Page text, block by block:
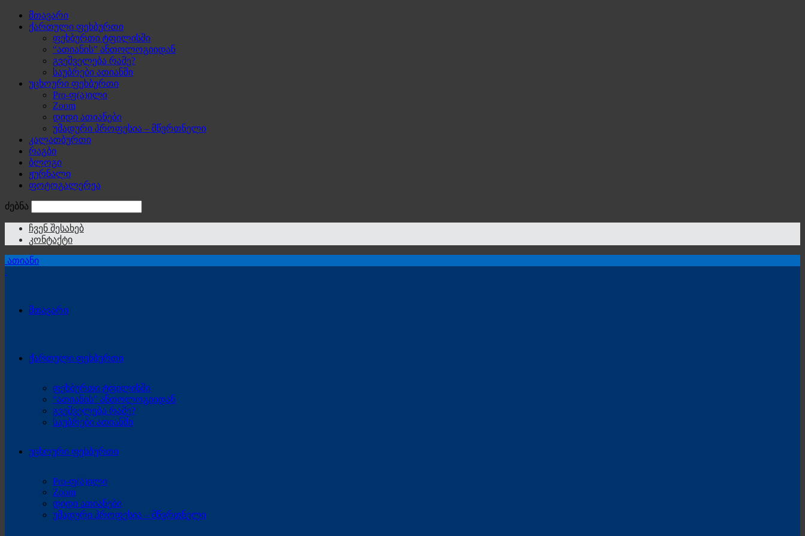
მთავარი
ქართული ფეხბურთი
ფეხბურთი ტფილისში
“ათიანის” ანთოლოგიიდან
გვეშველება რამე?
საუბრები ათიანში
უცხოური ფეხბურთი
Pro-ფ(ა)ილი
Zoom
დიდი ათიანები
უმადური პროფესია – მწვრთნელი
კალათბურთი
რაგბი
ბლოგი
ჟურნალი
ფოტოგალერეა
ძებნა
ჩვენ შესახებ
კონტაქტი
ათიანი
მთავარი
ქართული ფეხბურთი
ფეხბურთი ტფილისში
“ათიანის” ანთოლოგიიდან
გვეშველება რამე?
საუბრები ათიანში
უცხოური ფეხბურთი
Pro-ფ(ა)ილი
Zoom
დიდი ათიანები
უმადური პროფესია – მწვრთნელი